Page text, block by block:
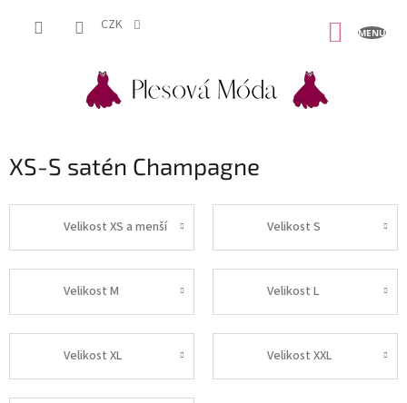
CZK
XS-S satén Champagne
Velikost XS a menší Velikost S
Velikost M Velikost L
Velikost XL Velikost XXL